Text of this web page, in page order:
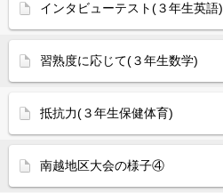
インタビューテスト(３年生英語)
習熟度に応じて(３年生数学)
抵抗力(３年生保健体育)
南越地区大会の様子④